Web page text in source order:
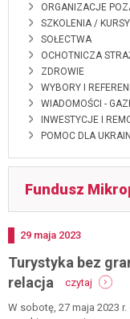
ORGANIZACJE
SZKOLENIA /
SOŁECTWA
OCHOTNICZA
ZDROWIE
WYBORY I
WIADOMOŚCI -
INWESTYCJE I
POMOC DLA
Fundusz
Dodano
29 maja 2023
Turystyka bez
relacja
czytaj
turystyka
bez
W sobotę, 27 maja 2023